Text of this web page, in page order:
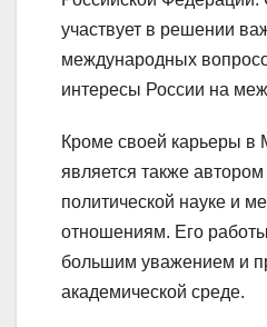
участвует в решении
международных
интересы России на
Кроме своей карьеры
является также автором
политической науке и
отношениям. Его
большим уважением и
академической среде.